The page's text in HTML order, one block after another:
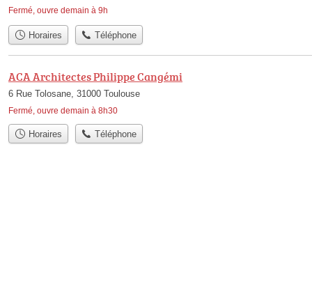
Fermé, ouvre demain à 9h
Horaires Téléphone
ACA Architectes Philippe Cangémi
6 Rue Tolosane, 31000 Toulouse
Fermé, ouvre demain à 8h30
Horaires Téléphone